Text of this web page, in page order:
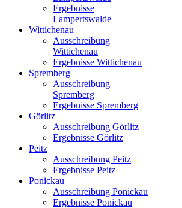
Ergebnisse
Lampertswalde
Wittichenau
Ausschreibung
Wittichenau
Ergebnisse Wittichenau
Spremberg
Ausschreibung
Spremberg
Ergebnisse Spremberg
Görlitz
Ausschreibung Görlitz
Ergebnisse Görlitz
Peitz
Ausschreibung Peitz
Ergebnisse Peitz
Ponickau
Ausschreibung Ponickau
Ergebnisse Ponickau